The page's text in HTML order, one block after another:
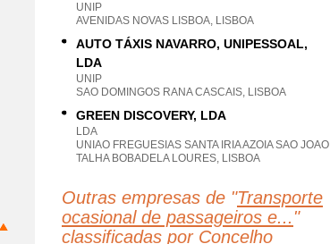
UNIP
AVENIDAS NOVAS LISBOA, LISBOA
AUTO TÁXIS NAVARRO, UNIPESSOAL,
LDA
UNIP
SAO DOMINGOS RANA CASCAIS, LISBOA
GREEN DISCOVERY, LDA
LDA
UNIAO FREGUESIAS SANTA IRIA AZOIA SAO JOAO
TALHA BOBADELA LOURES, LISBOA
Outras empresas de "Transporte
ocasional de passageiros e... "
classificadas por Concelho